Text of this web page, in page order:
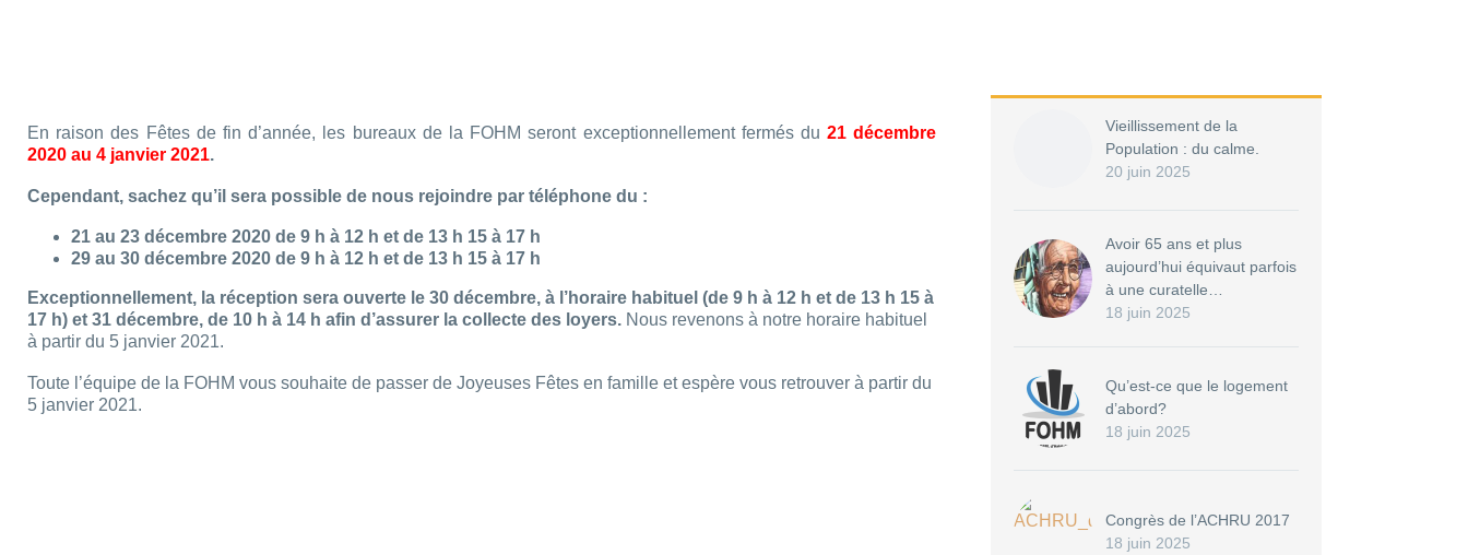
En raison des Fêtes de fin d’année, les bureaux de la FOHM seront exceptionnellement fermés du21 décembre
2020 au 4 janvier 2021.
Cependant, sachez qu’il sera possible de nous rejoindre par téléphone du :
21 au 23 décembre 2020 de 9 h à 12 h et de 13 h 15 à 17 h
29 au 30 décembre 2020 de 9 h à 12 h et de 13 h 15 à 17 h
Exceptionnellement, la réception sera ouverte le 30 décembre, à l’horaire habituel (de 9 h à 12 h et de 13 h 15 à
17 h) et 31 décembre, de 10 h à 14 h afin d’assurer la collecte des loyers. Nous revenons à notre horaire habituel
à partir du 5 janvier 2021.
Toute l’équipe de la FOHM vous souhaite de passer de Joyeuses Fêtes en famille et espère vous retrouver à partir du
5 janvier 2021.
Vieillissement de la
Population : du calme.
20 juin 2025
Avoir 65 ans et plus
aujourd’hui équivaut parfois
à une curatelle…
18 juin 2025
Qu’est-ce que le logement
d’abord?
18 juin 2025
Congrès de l’ACHRU 2017
18 juin 2025